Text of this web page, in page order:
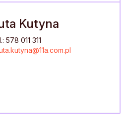
Kutyna
578 011 311